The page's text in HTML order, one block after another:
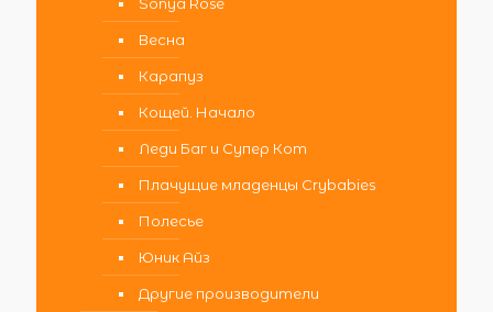
Весна
Карапуз
Кощей. Начало
Леди Баг и Супер Кот
Плачущие младенцы Crybabies
Полесье
Юник Айз
Другие производители